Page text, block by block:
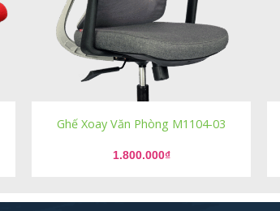
Ghế Xoay Văn Phòng M1104-03
1.800.000₫